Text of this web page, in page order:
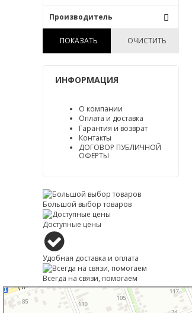
СТ142-3708300
Производитель
ОАО "БАТЭ" /Беларусь/
ПОКАЗАТЬ ОЧИСТИТЬ
ИНФОРМАЦИЯ
О компании
Оплата и доставка
Гарантия и возврат
Контакты
ДОГОВОР ПУБЛИЧНОЙ
ОФЕРТЫ
Большой выбор товаров
Доступные цены
Удобная доставка и оплата
Всегда на связи, помогаем
Тимашевск
Улица Книги, 27 — Яндекс Карты